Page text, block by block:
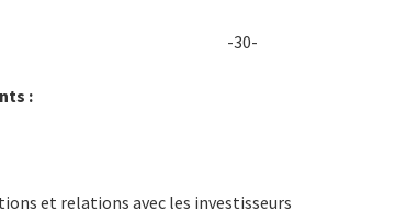
-30-
:
et relations avec les investisseurs